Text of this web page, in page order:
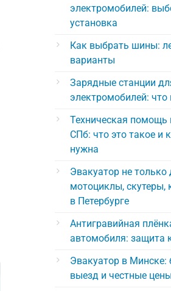
электромобилей:
установка
Как выбрать шины:
варианты
Зарядные станции
электромобилей: что
Техническая помощь
СПб: что это такое и
нужна
Эвакуатор не
мотоциклы, скутеры,
в Петербурге
Антигравийная
автомобиля: защита
Эвакуатор в Минске:
выезд и честные цены